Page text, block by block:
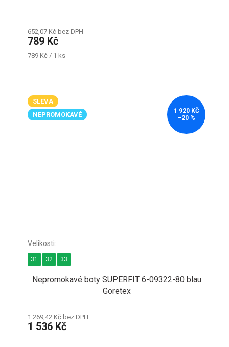
652,07 Kč bez DPH
789 Kč
Měrná
789 Kč / 1 ks
SLEVA
NEPROMOKAVÉ
1 920 KČ
–20 %
Nepromokavé boty SUPERFIT 6-09322-80 blau
Goretex
1 269,42 Kč bez DPH
1 536 Kč
31 32 33